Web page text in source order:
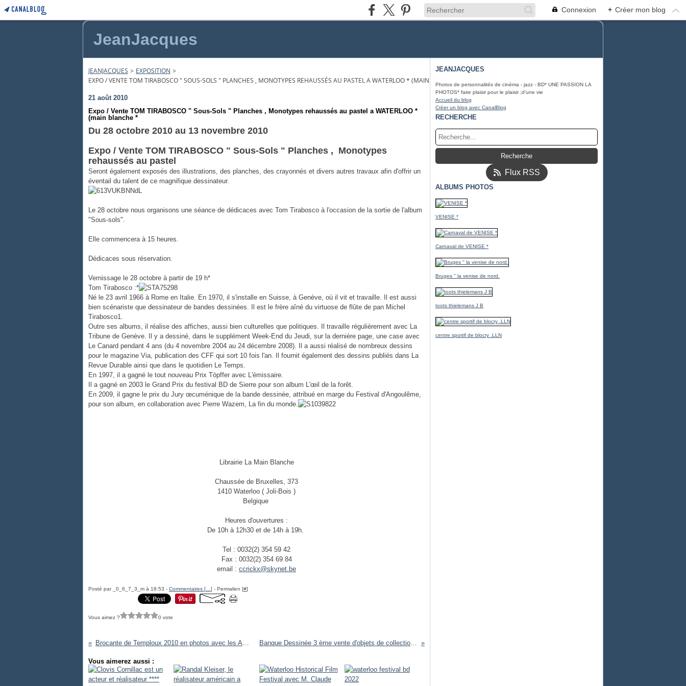
Connexion + Créer mon blog
JeanJacques
JEANJACQUES > EXPOSITION >
EXPO / VENTE TOM TIRABOSCO " SOUS-SOLS " PLANCHES , MONOTYPES REHAUSSÉS AU PASTEL A WATERLOO * (MAIN BLANCHE *
21 août 2010
Expo / Vente TOM TIRABOSCO " Sous-Sols " Planches , Monotypes rehaussés au pastel a WATERLOO *
(main blanche *
Du 28 octobre 2010 au 13 novembre 2010
Expo / Vente TOM TIRABOSCO " Sous-Sols " Planches , Monotypes
rehaussés au pastel
Seront également exposés des illustrations, des planches, des crayonnés et divers autres travaux afin d'offrir un
éventail du talent de ce magnifique dessinateur.
Le 28 octobre nous organisons une séance de dédicaces avec Tom Tirabosco à l'occasion de la sortie de l'album
"Sous-sols".
Elle commencera à 15 heures.
Dédicaces sous réservation.
Vernissage le 28 octobre à partir de 19 h*
Tom Tirabosco :*
Né le 23 avril 1966 à Rome en Italie. En 1970, il s'installe en Suisse, à Genève, où il vit et travaille. Il est aussi
bien scénariste que dessinateur de bandes dessinées. Il est le frère aîné du virtuose de flûte de pan Michel
Tirabosco1.
Outre ses albums, il réalise des affiches, aussi bien culturelles que politiques. Il travaille régulièrement avec La
Tribune de Genève. Il y a dessiné, dans le supplément Week-End du Jeudi, sur la dernière page, une case avec
Le Canard pendant 4 ans (du 4 novembre 2004 au 24 décembre 2008). Il a aussi réalisé de nombreux dessins
pour le magazine Via, publication des CFF qui sort 10 fois l'an. Il fournit également des dessins publiés dans La
Revue Durable ainsi que dans le quotidien Le Temps.
En 1997, il a gagné le tout nouveau Prix Töpffer avec L'émissaire.
Il a gagné en 2003 le Grand Prix du festival BD de Sierre pour son album L'œil de la forêt.
En 2009, il gagne le prix du Jury œcuménique de la bande dessinée, attribué en marge du Festival d'Angoulême,
pour son album, en collaboration avec Pierre Wazem, La fin du monde.
Librairie La Main Blanche
Chaussée de Bruxelles, 373
1410 Waterloo ( Joli-Bois )
Belgique
Heures d'ouvertures :
De 10h à 12h30 et de 14h à 19h.
Tel : 0032(2) 354 59 42
Fax : 0032(2) 354 69 84
email : ccrickx@skynet.be
Posté par _0_6_7_3_m à 18:53 - Commentaires [ ] - Permalien [#]
Vous aimez ? 0 vote
Brocante de Temploux 2010 en photos avec les Amis ,,, , Banque Dessinée 3 ème vente d'objets de collection 2010
Vous aimerez aussi :
JEANJACQUES
Photos de personnalités de cinéma - jazz - BD* UNE PASSION LA
PHOTOS* faire plaisir pour le plaisir ;d'une vie
Accueil du blog
Créer un blog avec CanalBlog
RECHERCHE
Flux RSS
ALBUMS PHOTOS
VENISE *
Carnaval de VENISE *
Bruges '' la venise de nord.
toots thielemans J B
centre sportif de blocry .LLN